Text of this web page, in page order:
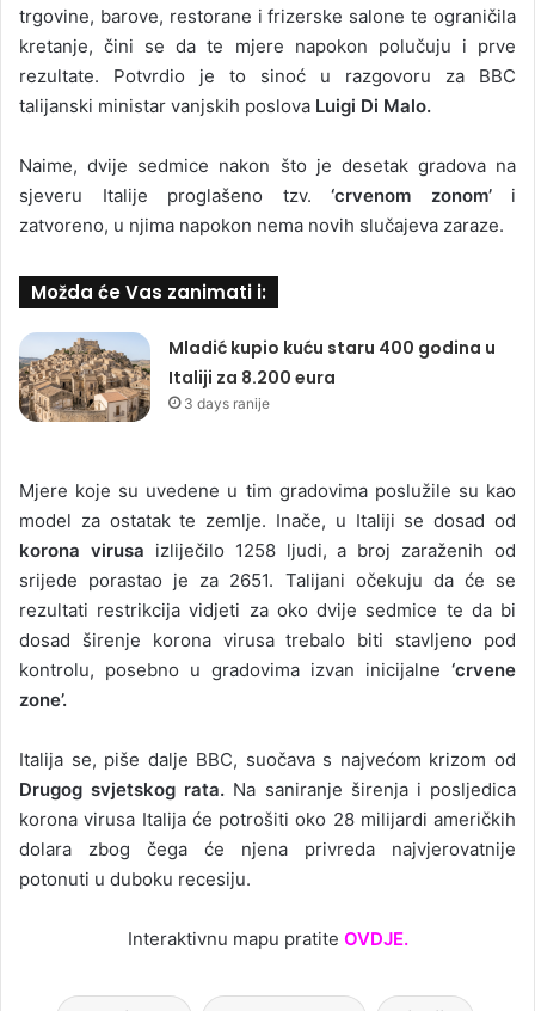
trgovine, barove, restorane i frizerske salone te ograničila
kretanje, čini se da te mjere napokon polučuju i prve
rezultate. Potvrdio je to sinoć u razgovoru za BBC
talijanski ministar vanjskih poslova Luigi Di Malo.
Naime, dvije sedmice nakon što je desetak gradova na
sjeveru Italije proglašeno tzv. ‘crvenom zonom’i
zatvoreno, u njima napokon nema novih slučajeva zaraze.
Možda će Vas zanimati i:
Mladić kupio kuću staru 400 godina u
Italiji za 8.200 eura
3 days ranije
Mjere koje su uvedene u tim gradovima poslužile su kao
model za ostatak te zemlje. Inače, u Italiji se dosad od
korona virusa izliječilo 1258 ljudi, a broj zaraženih od
srijede porastao je za 2651. Talijani očekuju da će se
rezultati restrikcija vidjeti za oko dvije sedmice te da bi
dosad širenje korona virusa trebalo biti stavljeno pod
kontrolu, posebno u gradovima izvan inicijalne ‘crvene
zone’.
Italija se, piše dalje BBC, suočava s najvećom krizom od
Drugog svjetskog rata. Na saniranje širenja i posljedica
korona virusa Italija će potrošiti oko 28 milijardi američkih
dolara zbog čega će njena privreda najvjerovatnije
potonuti u duboku recesiju.
Interaktivnu mapu pratite OVDJE.